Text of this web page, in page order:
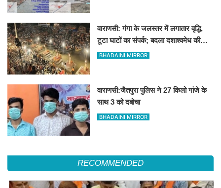
वाराणसी: गंगा के जलस्तर में लगातार वृद्धि,
टूटा घाटों का संपर्क; बदला दशाश्वमेध की
विश्वप्रसिद्ध महाआरती का स्थान
BHADAINI MIRROR
वाराणसी:जैतपुरा पुलिस ने 27 किलो गांजे के
साथ 3 को दबोचा
BHADAINI MIRROR
RECOMMENDED